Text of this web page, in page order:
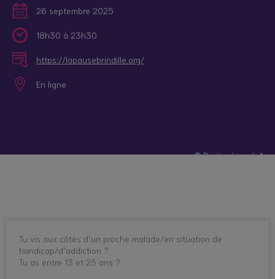
26 septembre 2025
18h30 à 23h30
https://lapausebrindille.org/
En ligne
© Droits réservés*
Tu vis aux côtés d’un proche malade/en situation de
handicap/d’addiction ?
Tu as entre 13 et 25 ans ?